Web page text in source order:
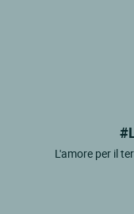
L'amore per il